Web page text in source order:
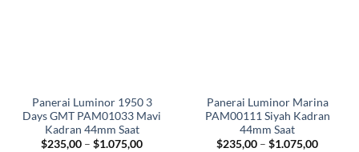
Panerai Luminor 1950 3
Days GMT PAM01033 Mavi
Kadran 44mm Saat
$235,00 – $1.075,00Fiyat
Panerai Luminor Marina
PAM00111 Siyah Kadran
44mm Saat
$235,00 – $1.075,00Fiyat